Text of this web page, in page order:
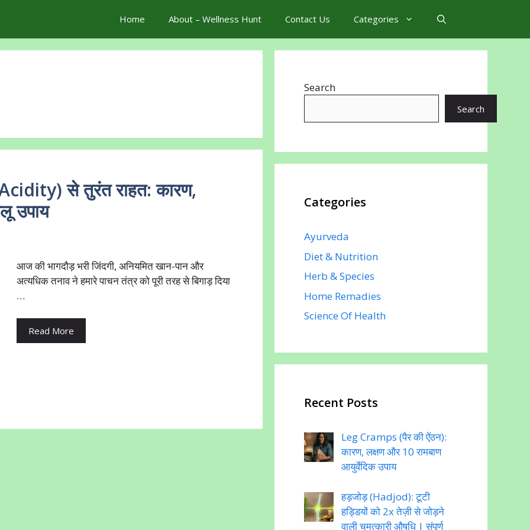
Home About – Wellness Hunt Contact Us Categories
से तुरंत राहत: कारण,
उपाय
आज की भागदौड़ भरी जिंदगी, अनियमित खान-पान और
अत्यधिक तनाव ने हमारे पाचन तंत्र को पूरी तरह से बिगाड़ दिया
…
Read More
Search
Search
Categories
Ayurveda
Diet & Nutrition
Herb & Species
Home Remadies
Science Of Health
Recent Posts
Leg Cramps (पैर की ऐंठन):
कारण, लक्षण और 10 रामबाण
आयुर्वेदिक उपाय
हड़जोड़ (Hadjod): टूटी
हड्डियों को 2x तेज़ी से जोड़ने
वाली चमत्कारी औषधि | संपूर्ण